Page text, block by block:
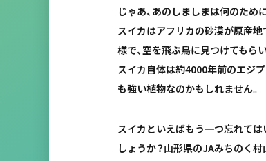
じゃあ、あのしましまは何のため
スイカはアフリカの砂漠が原産
様で、空を飛ぶ鳥に見つけてもら
スイカ自体は約4000年前のエジ
も強い植物なのかもしれません。
スイカといえばもう一つ忘れて
しょうか？山形県のJAみちのく村